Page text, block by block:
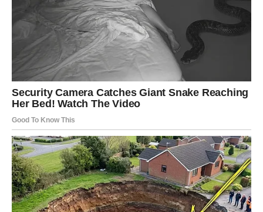
Ne mala nagrada.
Ne slatka uteha.
Nego preokret koji menja sve što ste mislili da znate o
sebi i svom životu.
1. Velika tajna izlazi na videlo
Škorpije u narednom periodu dobijaju informacije koje
menjaju tok događaja. Neko se otkriva. Neko priznaje.
Neko se vraća. Neko odlazi.
Ali sve – u vašu korist.
2. Finansijski skok